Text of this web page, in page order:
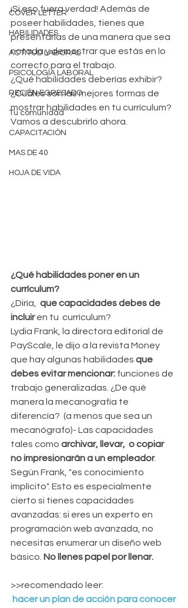
COVER LETTER
HABILIDADES
ACTITUD LABORAL
PSICOLOGÍA LABORAL
RECIÉN EGRESADO
Tu comunidad
CAPACITACIÓN
MAS DE 40
HOJA DE VIDA
¡Si eso fuera verdad! Además de
poseer habilidades, tienes que
presentarlas de una manera que sea
notada y demostrar que estás en lo
correcto para el trabajo.
¿Qué habilidades deberías exhibir?
¿Cuáles son las mejores formas de
mostrar habilidades en tu currículum?
Vamos a descubrirlo ahora.
¿Qué habilidades poner en un
currículum?
¿Diría, que capacidades debes de
incluir en tu  currículum?
Lydia Frank, la directora editorial de
PayScale, le dijo a la revista Money
que hay algunas habilidades que
debes evitar mencionar: funciones de
trabajo generalizadas. ¿De qué
manera la mecanografía te
diferencía?  (a menos que sea un
mecanógrafo)- Las capacidades
tales como archivar, llevar,  o copiar
no impresionarán a un empleador.
Según Frank, "es conocimiento
implícito". Esto es especialmente
cierto si tienes capacidades
avanzadas: si eres un experto en
programación web avanzada, no
necesitas enumerar un diseño web
básico. No llenes papel por llenar.
>>recomendado leer: